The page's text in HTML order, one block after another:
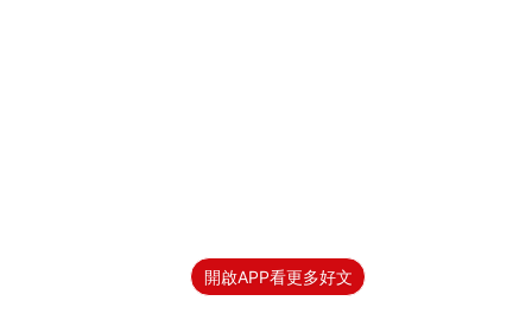
開啟APP看更多好文